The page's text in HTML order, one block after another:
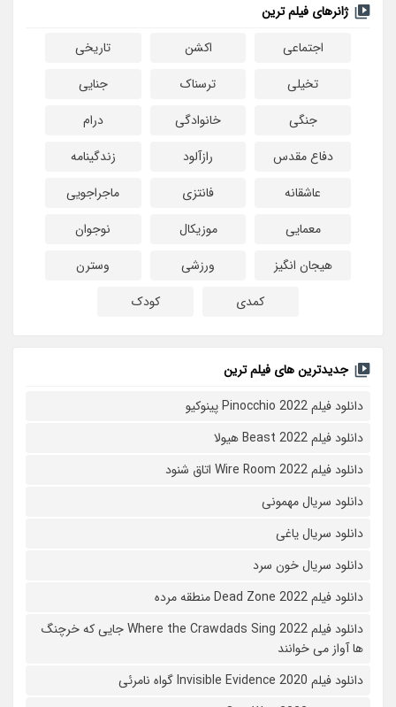
ژانرهای فیلم ترین
اجتماعی
اکشن
تاریخی
تخیلی
ترسناک
جنایی
جنگی
خانوادگی
درام
دفاع مقدس
رازآلود
زندگینامه
عاشقانه
فانتزی
ماجراجویی
معمایی
موزیکال
نوجوان
هیجان انگیز
ورزشی
وسترن
کمدی
کودک
جدیدترین های فیلم ترین
دانلود فیلم Pinocchio 2022 پینوکیو
دانلود فیلم Beast 2022 هیولا
دانلود فیلم Wire Room 2022 اتاق شنود
دانلود سریال مهمونی
دانلود سریال یاغی
دانلود سریال خون سرد
دانلود فیلم 2022 Dead Zone منطقه مرده
دانلود فیلم Where the Crawdads Sing 2022 جایی که خرچنگ
ها آواز می خوانند
دانلود فیلم 2020 Invisible Evidence گواه نامرئی